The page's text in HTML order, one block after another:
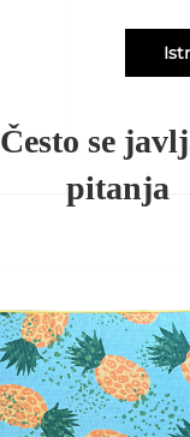
Često se
pitanja